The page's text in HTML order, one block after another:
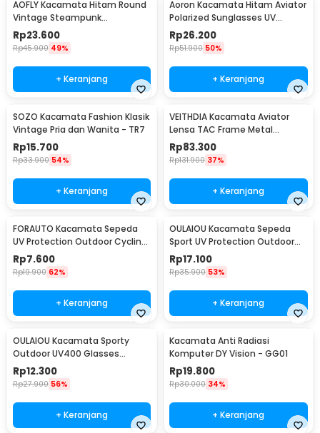
AOFLY Kacamata Hitam Round
Vintage Steampunk
Sunglasses
Rp23.600
Rp45.900 49%
+ Keranjang
Aoron Kacamata Hitam Aviator
Polarized Sunglasses UV
Protection - RB2132
Rp26.200
Rp51.900 50%
+ Keranjang
SOZO Kacamata Fashion Klasik
Vintage Pria dan Wanita - TR7
Rp15.700
Rp33.900 54%
+ Keranjang
VEITHDIA Kacamata Aviator
Lensa TAC Frame Metal
Polarized Sunglasses - V3088
Rp83.300
Rp131.900 37%
+ Keranjang
FORAUTO Kacamata Sepeda
UV Protection Outdoor Cycling
Sunglasses - NJ747
Rp7.600
Rp19.900 62%
+ Keranjang
OULAIOU Kacamata Sepeda
Sport UV Protection Outdoor
Cycling Sunglasses - AJ1
Rp17.100
Rp35.900 53%
+ Keranjang
OULAIOU Kacamata Sporty
Outdoor UV400 Glasses
Silicone Frame - 9837
Rp12.300
Rp27.900 56%
+ Keranjang
Kacamata Anti Radiasi
Komputer DY Vision - GG01
Rp19.800
Rp30.000 34%
+ Keranjang